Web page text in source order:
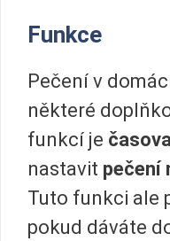
Funkce
Pečení v
některé
funkcí je
nastavit pečení
Tuto funkci ale
pokud dáváte